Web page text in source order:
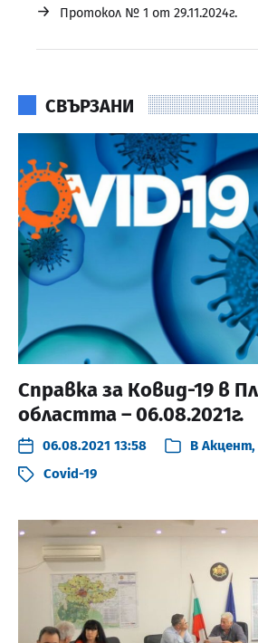
→ Протокол № 1 от 29.11.2024г.
СВЪРЗАНИ
Справка за Ковид-19 в
областта – 06.08.2021г.
06.08.2021 13:58 В Акцент,
Covid-19